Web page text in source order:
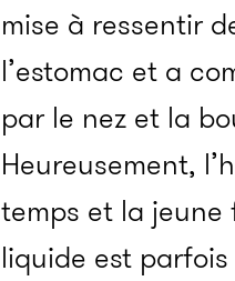
mise à ressentir
l’estomac et a
par le nez et la
Heureusement,
temps et la jeune
liquide est